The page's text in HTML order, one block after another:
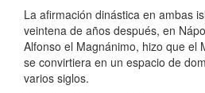
La afirmación dinástica en ambas
veintena de años después, en
Alfonso el Magnánimo, hizo que el
se convirtiera en un espacio de
varios siglos.